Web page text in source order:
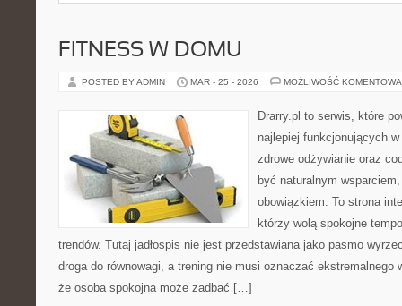
FITNESS W DOMU
POSTED BY ADMIN MAR - 25 - 2026 MOŻLIWOŚĆ
Drarry.pl to serwis, które
najlepiej funkcjonujących
zdrowe odżywianie oraz
być naturalnym
obowiązkiem. To strona
którzy wolą spokojne
trendów. Tutaj jadłospis nie jest przedstawiana jako pasmo
droga do równowagi, a trening nie musi oznaczać ekstremalnego
że osoba spokojna może zadbać […]